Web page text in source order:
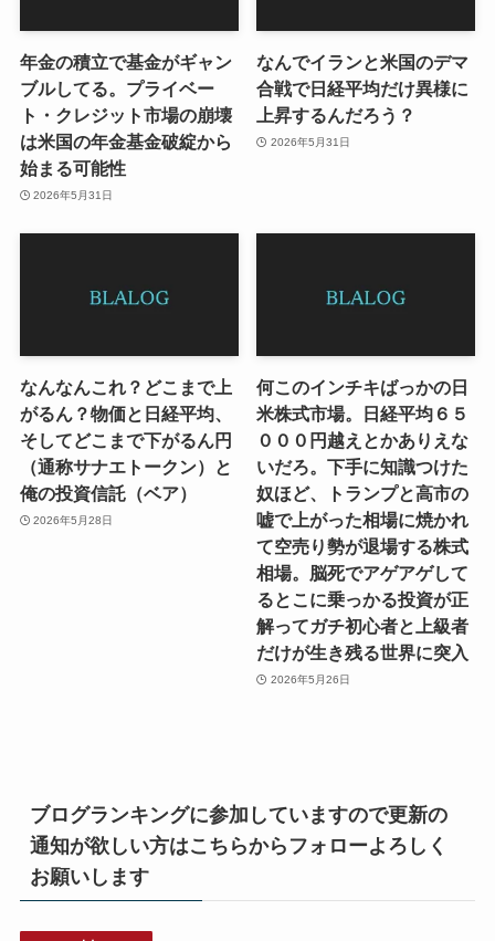
年金の積立で基金がギャン
ブルしてる。プライベー
ト・クレジット市場の崩壊
は米国の年金基金破綻から
始まる可能性
2026年5月31日
なんでイランと米国のデマ
合戦で日経平均だけ異様に
上昇するんだろう？
2026年5月31日
なんなんこれ？どこまで上
がるん？物価と日経平均、
そしてどこまで下がるん円
（通称サナエトークン）と
俺の投資信託（ベア）
2026年5月28日
何このインチキばっかの日
米株式市場。日経平均６５
０００円越えとかありえな
いだろ。下手に知識つけた
奴ほど、トランプと高市の
嘘で上がった相場に焼かれ
て空売り勢が退場する株式
相場。脳死でアゲアゲして
るとこに乗っかる投資が正
解ってガチ初心者と上級者
だけが生き残る世界に突入
2026年5月26日
ブログランキングに参加していますので更新の
通知が欲しい方はこちらからフォローよろしく
お願いします